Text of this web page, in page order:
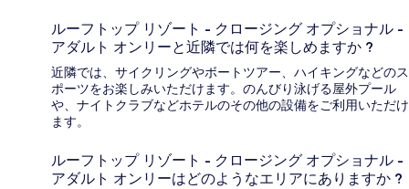
ルーフトップ リゾート - クロージング オプショナル -
アダルト オンリーと近隣では何を楽しめますか ?
近隣では、サイクリングやボートツアー、ハイキングなどのス
ポーツをお楽しみいただけます。のんびり泳げる屋外プール
や、ナイトクラブなどホテルのその他の設備をご利用いただけ
ます。
ルーフトップ リゾート - クロージング オプショナル -
アダルト オンリーはどのようなエリアにありますか ?